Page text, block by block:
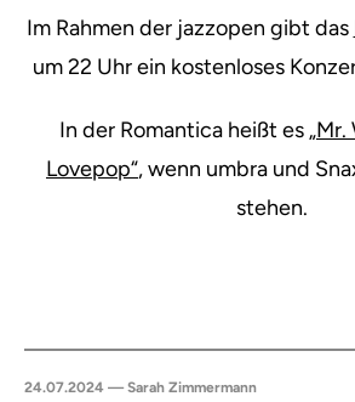
Im Rahmen der jazzopen gibt das
um 22 Uhr ein kostenloses
In der Romantica heißt es
Lovepop“, wenn umbra und
stehen.
24.07.2024 — Sarah Zimmermann